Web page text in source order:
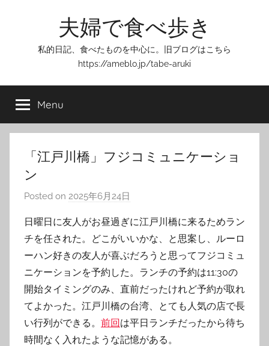
夫婦で食べ歩き
私的日記、食べたものを中心に。旧ブログはこちら
https://ameblo.jp/tabe-aruki
Menu
「江戸川橋」フジコミュニケーショ
ン
Posted on 2025年6月24日
T
o
m
日曜日に友人がお昼過ぎに江戸川橋に来るためラン
チを任された。どこがいいかな、と思案し、ルーロ
ーハン好きの友人が喜ぶだろうと思ってフジコミュ
ニケーションを予約した。ランチの予約は11:30の
開始タイミングのみ、直前だったけれど予約が取れ
てよかった。江戸川橋の台湾、とても人気の店で長
い行列ができる。 前回は平日ランチだったから待ち
時間なく入れたような記憶がある。